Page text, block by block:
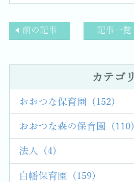
前の記事 記事一覧
カテゴリ
おおつな保育園 (152)
おおつな森の保育園 (110)
法人 (4)
白幡保育園 (159)